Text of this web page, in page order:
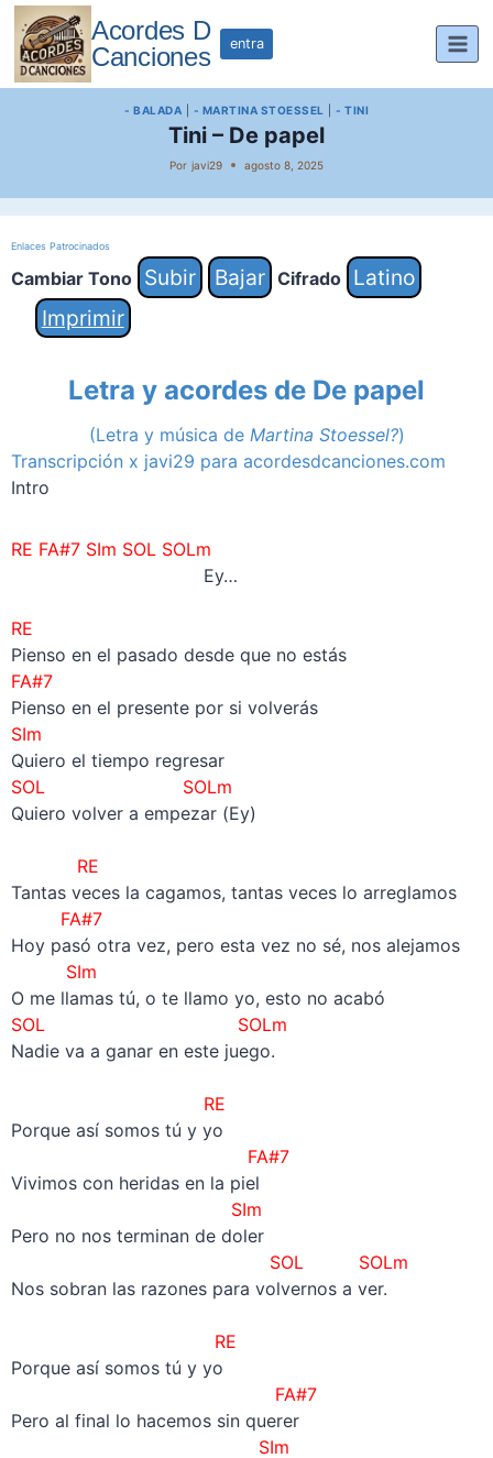
Saltar
contenido
Acordes D
Canciones
entra
- BALADA - MARTINA STOESSEL - TINI
Tini – De papel
Por javi29 agosto 8, 2025
Enlaces Patrocinados
Cambiar Tono Subir Bajar Cifrado
Latino
Imprimir
Letra y acordes de De papel
(Letra y música de Martina Stoessel?)
Transcripción x javi29 para acordesdcanciones.com
Intro
RE FA#7 SIm SOL SOLm
Ey…
RE
Pienso en el pasado desde que no estás
FA#7
Pienso en el presente por si volverás
SIm
Quiero el tiempo regresar
SOL SOLm
Quiero volver a empezar (Ey)
RE
Tantas veces la cagamos, tantas veces lo arreglamos
FA#7
Hoy pasó otra vez, pero esta vez no sé, nos alejamos
SIm
O me llamas tú, o te llamo yo, esto no acabó
SOL SOLm
Nadie va a ganar en este juego.
RE
Porque así somos tú y yo
FA#7
Vivimos con heridas en la piel
SIm
Pero no nos terminan de doler
SOL SOLm
Nos sobran las razones para volvernos a ver.
RE
Porque así somos tú y yo
FA#7
Pero al final lo hacemos sin querer
SIm